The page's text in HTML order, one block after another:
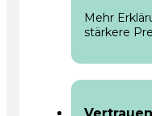
Mehr
stärkere